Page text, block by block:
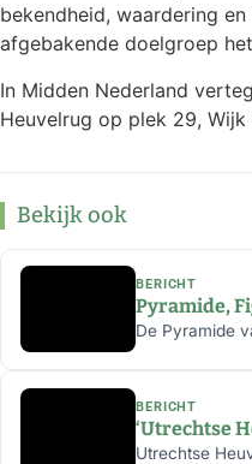
bekendheid, waardering
afgebakende doelgroep
In Midden Nederland
Heuvelrug op plek 29,
Bekijk ook
BERICHT
Pyramide,
De Pyramide
BERICHT
‘Utrechtse
Utrechtse